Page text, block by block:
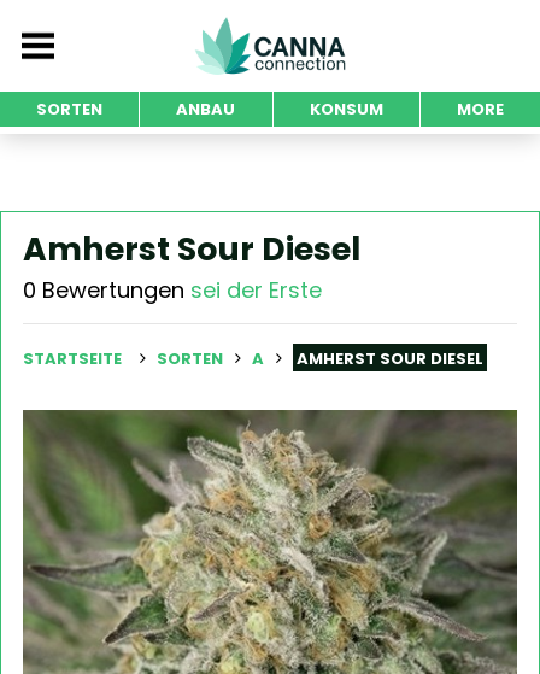
SORTEN ANBAU KONSUM MORE
Amherst Sour Diesel
0 Bewertungen sei der Erste
STARTSEITE SORTEN A AMHERST SOUR DIESEL